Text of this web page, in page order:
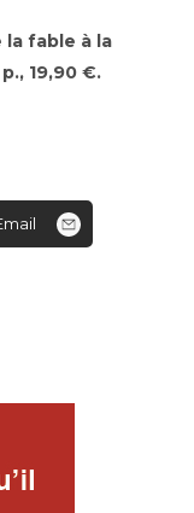
la fable à la
19,90 €.